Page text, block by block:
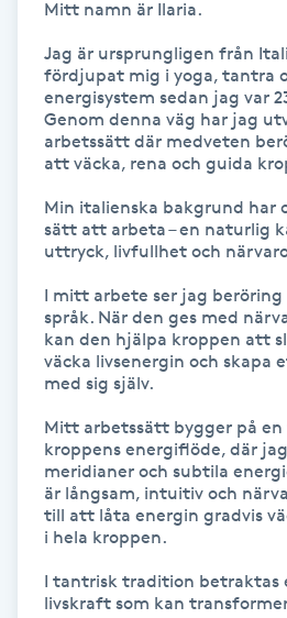
Herrklippning
HIFU
Hollywood Peel
Hot yoga
Hudföryngring
Huduppstramning
Hudvård
Hyaluronsyra
Mitt namn är Ilaria.
Jag är ursprungligen från
fördjupat mig i yoga, tantra
energisystem sedan jag var
Genom denna väg har jag
arbetssätt där medveten
att väcka, rena och guida
Min italienska bakgrund har
sätt att arbeta – en naturlig
uttryck, livfullhet och
I mitt arbete ser jag
språk. När den ges med
kan den hjälpa kroppen att
väcka livsenergin och skapa
med sig själv.
Mitt arbetssätt bygger på en
kroppens energiflöde, där
meridianer och subtila
är långsam, intuitiv och
till att låta energin gradvis
i hela kroppen.
I tantrisk tradition betraktas
livskraft som kan